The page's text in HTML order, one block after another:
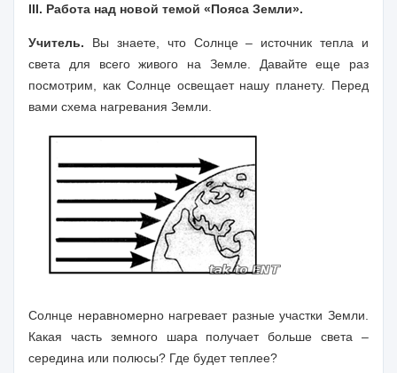
III. Работа над новой темой «Пояса Земли».
Учитель. Вы знаете, что Солнце – источник тепла и
света для всего живого на Земле. Давайте еще раз
посмотрим, как Солнце освещает нашу планету. Перед
вами схема нагревания Земли.
Солнце неравномерно нагревает разные участки Земли.
Какая часть земного шара получает больше света –
середина или полюсы? Где будет теплее?